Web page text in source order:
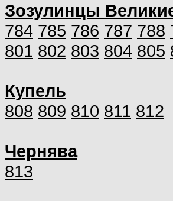
Зозулинцы
784 785 786 787 788
801 802 803 804 805
Купель
808 809 810 811 812
Чернява
813